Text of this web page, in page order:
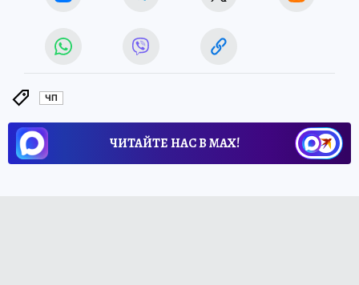
ЧП
ЧИТАЙТЕ НАС В МАХ!